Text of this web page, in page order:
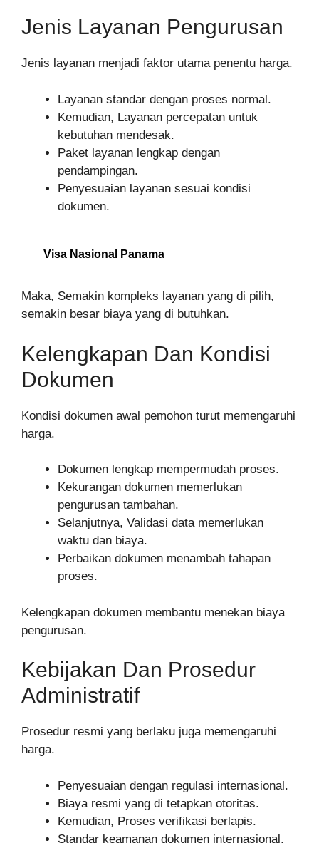
Jenis Layanan Pengurusan
Jenis layanan menjadi faktor utama penentu harga.
Layanan standar dengan proses normal.
Kemudian, Layanan percepatan untuk
kebutuhan mendesak.
Paket layanan lengkap dengan
pendampingan.
Penyesuaian layanan sesuai kondisi
dokumen.
Visa Nasional Panama
Maka, Semakin kompleks layanan yang di pilih,
semakin besar biaya yang di butuhkan.
Kelengkapan Dan Kondisi
Dokumen
Kondisi dokumen awal pemohon turut memengaruhi
harga.
Dokumen lengkap mempermudah proses.
Kekurangan dokumen memerlukan
pengurusan tambahan.
Selanjutnya, Validasi data memerlukan
waktu dan biaya.
Perbaikan dokumen menambah tahapan
proses.
Kelengkapan dokumen membantu menekan biaya
pengurusan.
Kebijakan Dan Prosedur
Administratif
Prosedur resmi yang berlaku juga memengaruhi
harga.
Penyesuaian dengan regulasi internasional.
Biaya resmi yang di tetapkan otoritas.
Kemudian, Proses verifikasi berlapis.
Standar keamanan dokumen internasional.